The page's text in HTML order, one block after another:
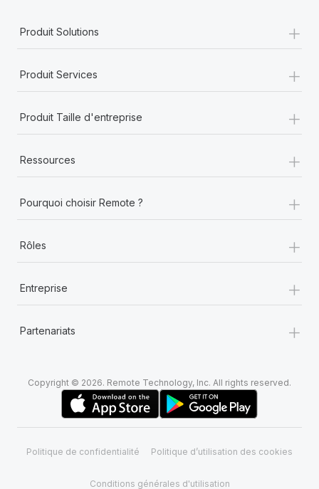
Produit Solutions +
Produit Services +
Produit Taille d'entreprise +
Ressources +
Pourquoi choisir Remote ? +
Rôles +
Entreprise +
Partenariats +
Copyright © 2026. Remote Technology, Inc. All rights reserved.
Politique de confidentialité Politique d’utilisation des cookies
Conditions générales d'utilisation